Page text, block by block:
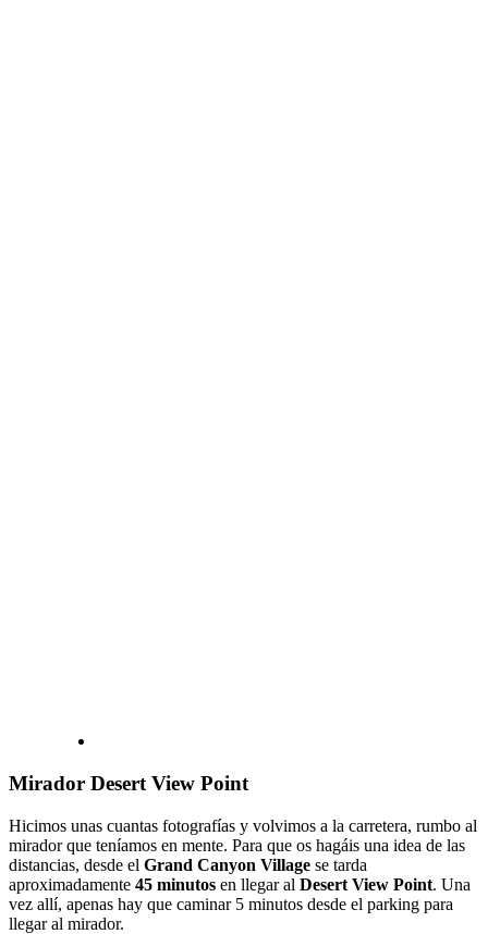
Mirador Desert View Point
Hicimos unas cuantas fotografías y volvimos a la carretera, rumbo al
mirador que teníamos en mente. Para que os hagáis una idea de las
distancias, desde el Grand Canyon Village se tarda
aproximadamente 45 minutos en llegar al Desert View Point. Una
vez allí, apenas hay que caminar 5 minutos desde el parking para
llegar al mirador.